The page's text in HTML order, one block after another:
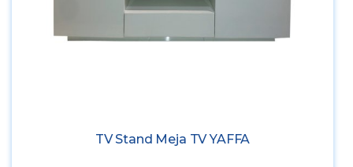
TV Stand Meja TV YAFFA